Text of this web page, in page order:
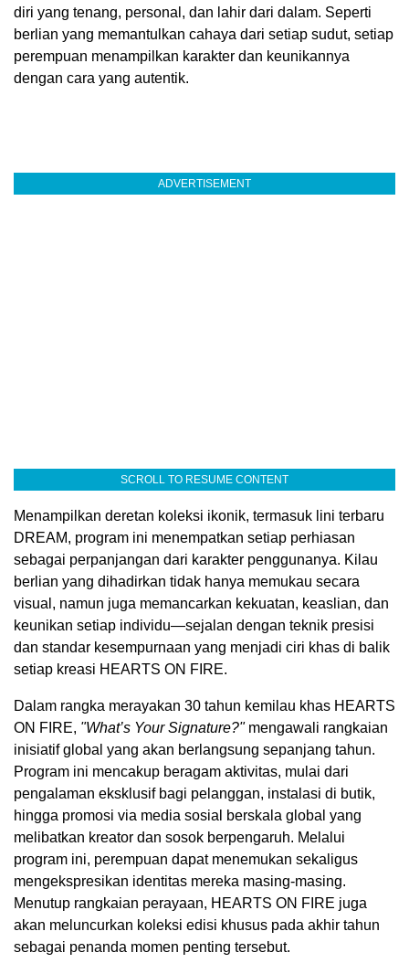
diri yang tenang, personal, dan lahir dari dalam. Seperti
berlian yang memantulkan cahaya dari setiap sudut, setiap
perempuan menampilkan karakter dan keunikannya
dengan cara yang autentik.
ADVERTISEMENT
SCROLL TO RESUME CONTENT
Menampilkan deretan koleksi ikonik, termasuk lini terbaru
DREAM, program ini menempatkan setiap perhiasan
sebagai perpanjangan dari karakter penggunanya. Kilau
berlian yang dihadirkan tidak hanya memukau secara
visual, namun juga memancarkan kekuatan, keaslian, dan
keunikan setiap individu—sejalan dengan teknik presisi
dan standar kesempurnaan yang menjadi ciri khas di balik
setiap kreasi HEARTS ON FIRE.
Dalam rangka merayakan 30 tahun kemilau khas HEARTS
ON FIRE, "What’s Your Signature?"mengawali rangkaian
inisiatif global yang akan berlangsung sepanjang tahun.
Program ini mencakup beragam aktivitas, mulai dari
pengalaman eksklusif bagi pelanggan, instalasi di butik,
hingga promosi via media sosial berskala global yang
melibatkan kreator dan sosok berpengaruh. Melalui
program ini, perempuan dapat menemukan sekaligus
mengekspresikan identitas mereka masing-masing.
Menutup rangkaian perayaan, HEARTS ON FIRE juga
akan meluncurkan koleksi edisi khusus pada akhir tahun
sebagai penanda momen penting tersebut.